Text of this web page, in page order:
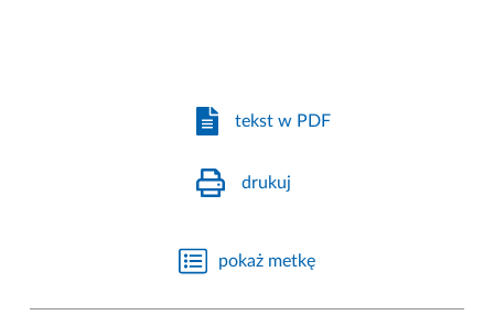
tekst w PDF
drukuj
pokaż metkę